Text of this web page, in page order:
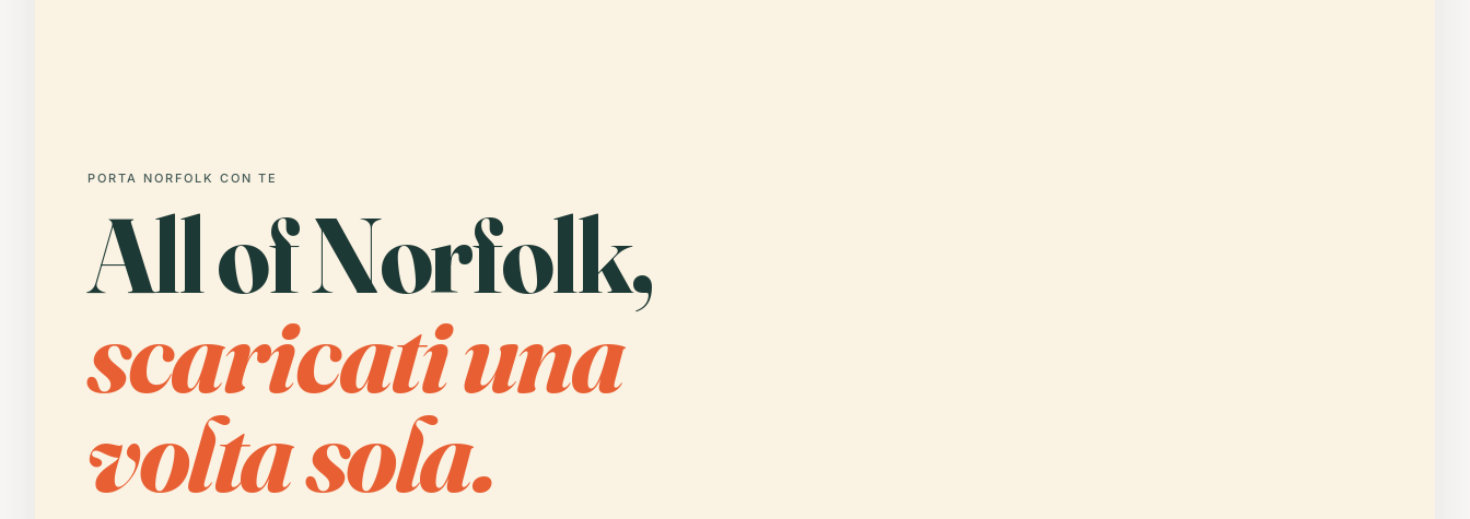
PORTA NORFOLK CON TE
All of Norfolk,
scaricati una
volta sola.